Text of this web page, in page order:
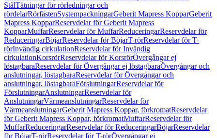
StålTätningar för rörledningar och
rördelarRörfästenSystempackningarGeberit Mapress KopparGeberit
Mapress KopparReservdelar för Geberit Mapress
KopparMuffarReservdelar för MuffarReduceringarReservdelar för
ReduceringarBöjarReservdelar för BöjarT-rörReservdelar för T-
rörInvändig cirkulationReservdelar för Invändig
cirkulationKorsrörReservdelar för KorsrörÖvergångar ej
löstagbaraReservdelar för Övergångar ej löstagbaraÖvergångar och
anslutningar, löstagbaraReservdelar för Övergångar och
anslutningar, löstagbaraFörslutningarReservdelar för
FörslutningarAnslutningarReservdelar för
AnslutningarVärmeanslutningarReservdelar för
VärmeanslutningarGeberit Mapress Koppar, förkromatReservdelar
för Geberit Mapress Koppar, förkromatMuffarReservdelar för
MuffarReduceringarReservdelar för ReduceringarBöjarReservdelar
för BöjarT-rörReservdelar för T-rörÖvergångar ej